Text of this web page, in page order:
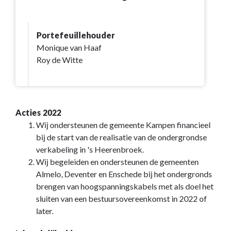
Portefeuillehouder
Monique van Haaf
Roy de Witte
Acties 2022
Wij ondersteunen de gemeente Kampen financieel
bij de start van de realisatie van de ondergrondse
verkabeling in 's Heerenbroek.
Wij begeleiden en ondersteunen de gemeenten
Almelo, Deventer en Enschede bij het ondergronds
brengen van hoogspanningskabels met als doel het
sluiten van een bestuursovereenkomst in 2022 of
later.